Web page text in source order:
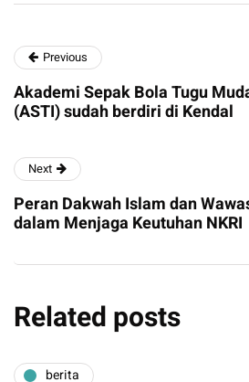
Previous
Akademi Sepak Bola Tugu
(ASTI) sudah berdiri di Kendal
Next
Peran Dakwah Islam dan
dalam Menjaga Keutuhan NKRI
Related posts
berita